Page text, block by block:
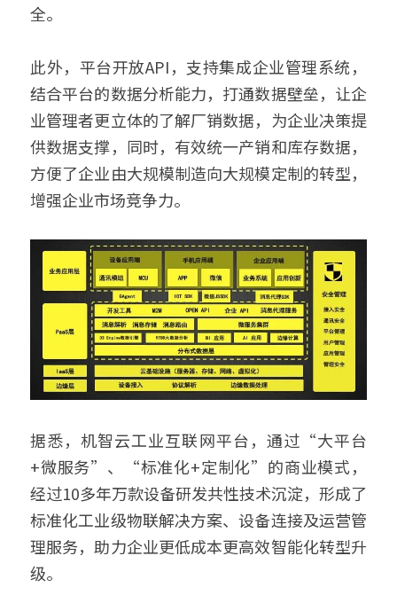
全。
此外，平台开放API，支持集成企业管理系统，
结合平台的数据分析能力，打通数据壁垒，让企
业管理者更立体的了解厂销数据，为企业决策提
供数据支撑，同时，有效统一产销和库存数据，
方便了企业由大规模制造向大规模定制的转型，
增强企业市场竞争力。
据悉，机智云工业互联网平台，通过“大平台
+微服务”、“标准化+定制化”的商业模式，
经过10多年万款设备研发共性技术沉淀，形成了
标准化工业级物联解决方案、设备连接及运营管
理服务，助力企业更低成本更高效智能化转型升
级。